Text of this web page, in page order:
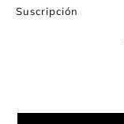
Suscripción